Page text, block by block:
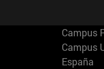
Campus
Campus
España